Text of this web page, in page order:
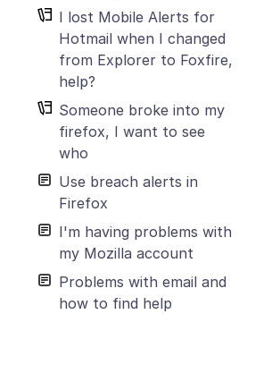
I lost Mobile Alerts for
Hotmail when I changed
from Explorer to Foxfire,
help?
Someone broke into my
firefox, I want to see
who
Use breach alerts in
Firefox
I'm having problems with
my Mozilla account
Problems with email and
how to find help